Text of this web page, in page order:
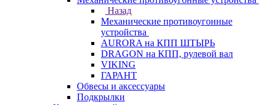
Назад
Механические противоугонные
устройства
AURORA на КПП ШТЫРЬ
DRAGON на КПП, рулевой вал
VIKING
ГАРАНТ
Обвесы и аксессуары
Подкрылки